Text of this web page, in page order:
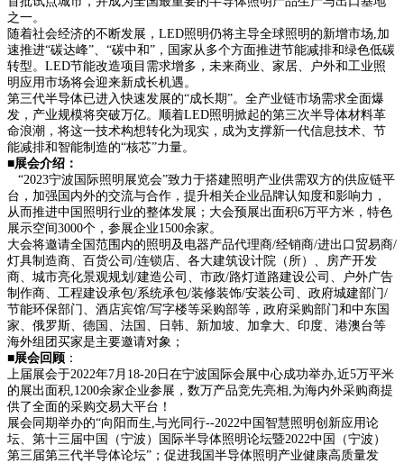
之一。
随着社会经济的不断发展，LED照明仍将主导全球照明的新增市场,加
速推进“碳达峰”、“碳中和”，国家从多个方面推进节能减排和绿色低碳
转型。LED节能改造项目需求增多，未来商业、家居、户外和工业照
明应用市场将会迎来新成长机遇。
第三代半导体已进入快速发展的“成长期”。全产业链市场需求全面爆
发，产业规模将突破万亿。顺着LED照明掀起的第三次半导体材料革
命浪潮，将这一技术构想转化为现实，成为支撑新一代信息技术、节
能减排和智能制造的“核芯”力量。
■展会介绍 ：
“2023宁波国际照明展览会”致力于搭建照明产业供需双方的供应链平
台，加强国内外的交流与合作，提升相关企业品牌认知度和影响力，
从而推进中国照明行业的整体发展；大会预展出面积6万平方米，特色
展示空间3000个，参展企业1500余家。
大会将邀请全国范围内的照明及电器产品代理商/经销商/进出口贸易商/
灯具制造商、百货公司/连锁店、各大建筑设计院（所）、房产开发
商、城市亮化景观规划/建造公司、市政/路灯道路建设公司、户外广告
制作商、工程建设承包/系统承包/装修装饰/安装公司、政府城建部门/
节能环保部门、酒店宾馆/写字楼等采购部等，政府采购部门和中东国
家、俄罗斯、德国、法国、日韩、新加坡、加拿大、印度、港澳台等
海外组团买家是主要邀请对象；
■展会回顾 ：
上届展会于2022年7月18-20日在宁波国际会展中心成功举办,近5万平米
的展出面积,1200余家企业参展，数万产品竞先亮相,为海内外采购商提
供了全面的采购交易大平台！
展会同期举办的“向阳而生,与光同行--2022中国智慧照明创新应用论
坛、第十三届中国（宁波）国际半导体照明论坛暨2022中国（宁波）
第三届第三代半导体论坛”；促进我国半导体照明产业健康高质量发